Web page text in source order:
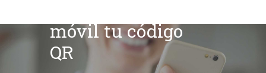
móvil tu código
QR